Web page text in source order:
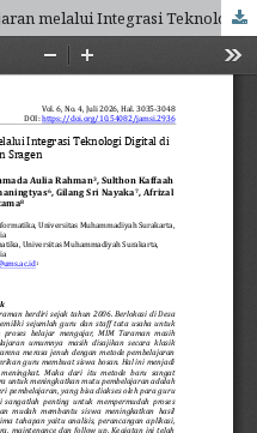
Transformasi Metode Pembelajaran melalui Integrasi Teknologi Digital di MIM Taraman Sragen